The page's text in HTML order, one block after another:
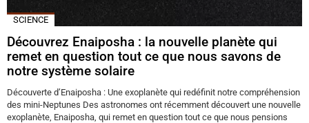
SCIENCE
Découvrez Enaiposha : la nouvelle planète qui
remet en question tout ce que nous savons de
notre système solaire
Découverte d’Enaiposha : Une exoplanète qui redéfinit notre compréhension
des mini-Neptunes Des astronomes ont récemment découvert une nouvelle
exoplanète, Enaiposha, qui remet en question tout ce que nous pensions